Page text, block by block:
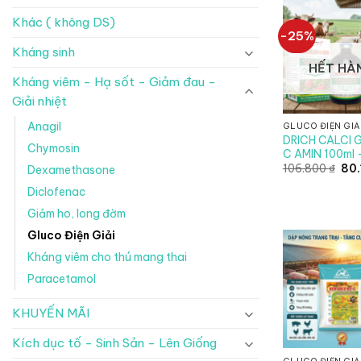
Khác ( không DS)
Kháng sinh
Kháng viêm - Hạ sốt - Giảm đau -
Giải nhiệt
Anagil
Chymosin
Dexamethasone
Diclofenac
Giảm ho, long đờm
Gluco Điện Giải
Kháng viêm cho thú mang thai
Paracetamol
KHUYẾN MÃI
Kích dục tố - Sinh Sản - Lên Giống
-25%
HẾT
GLUCO ĐIỆN GIẢI
DRICH CALCI
C AMIN 100ml
106.800₫ Giá